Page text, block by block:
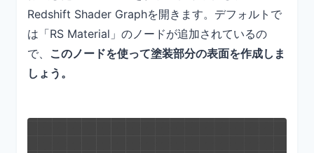
Redshift Shader Graphを開きます。デフォルトで
は「RS Material」のノードが追加されているの
で、 このノードを使って塗装部分の表面を作成しま
しょう。